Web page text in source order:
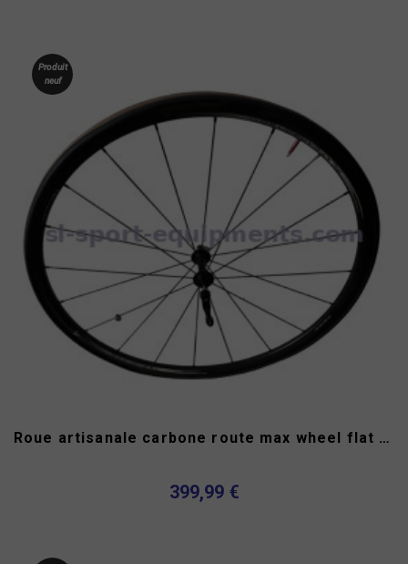
Produit
neuf
Roue artisanale carbone route max wheel flat carbon 20 mm
399,99 €